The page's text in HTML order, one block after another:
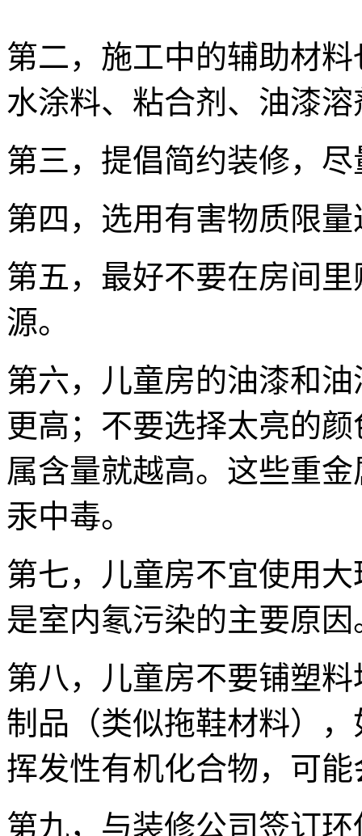
第二，施工中的辅助材
水涂料、粘合剂、油漆
第三，提倡简约装修，
第四，选用有害物质限
第五，最好不要在房间
源。
第六，儿童房的油漆和
更高；不要选择太亮的
属含量就越高。这些重
汞中毒。
第七，儿童房不宜使用
是室内氡污染的主要原因
第八，儿童房不要铺塑
制品（类似拖鞋材料）
挥发性有机化合物，可
第九，与装修公司签订